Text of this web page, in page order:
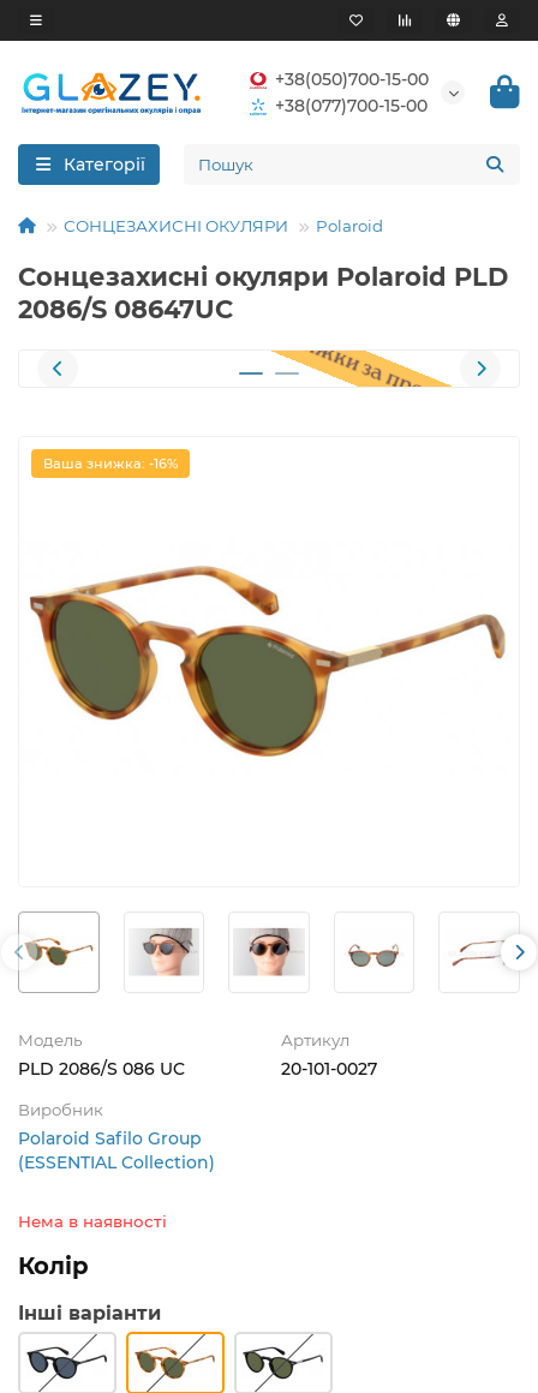
+38(050)700-15-00
+38(077)700-15-00
Категорії
СОНЦЕЗАХИСНІ ОКУЛЯРИ Polaroid
Сонцезахисні окуляри Polaroid PLD
2086/S 08647UC
Ваша знижка: -16%
Модель
PLD 2086/S 086 UC
Артикул
20-101-0027
Виробник
Polaroid Safilo Group
(ESSENTIAL Collection)
Нема в наявності
Колір
Інші варіанти